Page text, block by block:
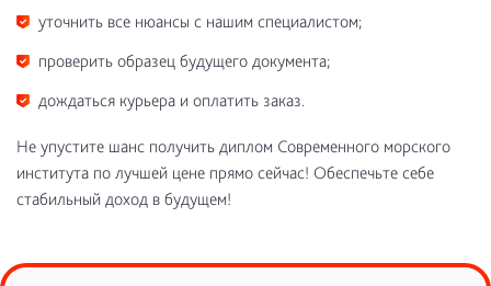
уточнить все нюансы с нашим специалистом;
проверить образец будущего документа;
дождаться курьера и оплатить заказ.
Не упустите шанс получить диплом Современного морского
института по лучшей цене прямо сейчас! Обеспечьте себе
стабильный доход в будущем!